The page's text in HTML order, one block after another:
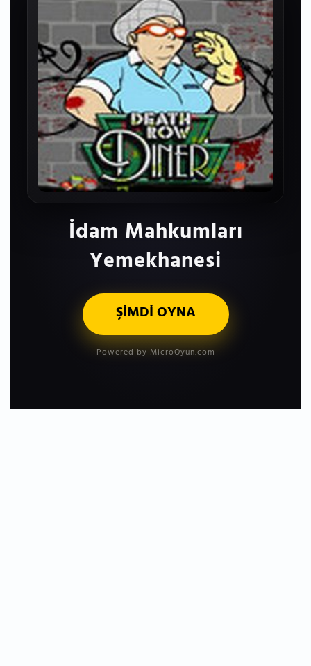
İdam Mahkumları
Yemekhanesi
ŞİMDİ OYNA
Powered by MicroOyun.com